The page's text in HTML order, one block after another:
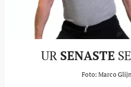
UR SENASTE
Foto: Marco